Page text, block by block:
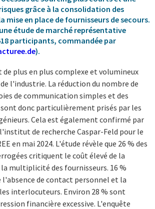
grâce à la consolidation des
mise en place de fournisseurs de secours.
étude de marché représentative
participants, commandée par
).
de plus en plus complexe et volumineux
l'industrie. La réduction du nombre de
de communication simples et des
donc particulièrement prisés par les
Cela est également confirmé par
de recherche Caspar-Feld pour le
en mai 2024. L'étude révèle que 26 % des
critiquent le coût élevé de la
multiplicité des fournisseurs. 16 %
de contact personnel et la
interlocuteurs. Environ 28 % sont
financière excessive. L'enquête